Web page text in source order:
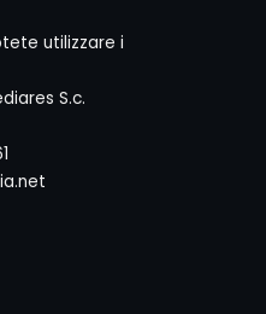
utilizzare i
S.c.